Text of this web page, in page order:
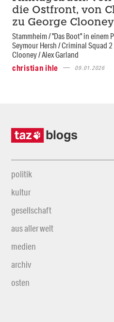
die Ostfront, von
zu George Clooney
Stammheim / "Das Boot" in
Seymour Hersh / Criminal Squad
Clooney / Alex Garland
christian ihle
09.01.2026
politik
kultur
gesellschaft
aus aller welt
medien
archiv
osten